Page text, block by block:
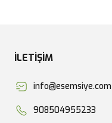
İLETİŞİM
info@esemsiye.com
908504955233